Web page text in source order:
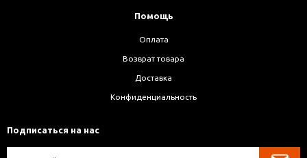
Помощь
Оплата
Возврат товара
Доставка
Конфиденциальность
Подписаться на нас